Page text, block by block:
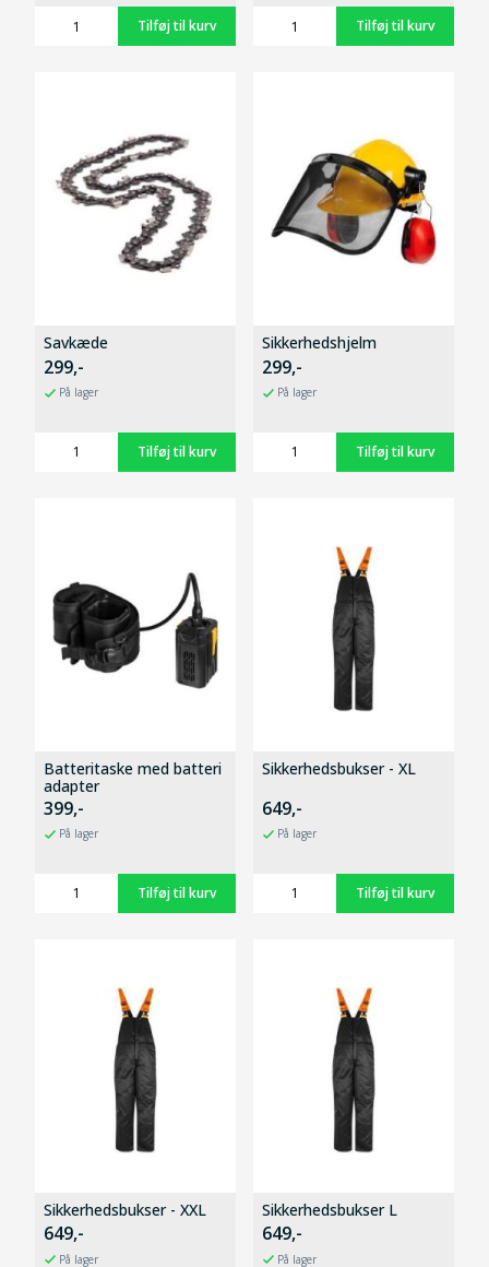
Savkæde
299,-
På lager
Sikkerhedshjelm
299,-
På lager
Batteritaske med batteri
adapter
399,-
På lager
Sikkerhedsbukser - XL
649,-
På lager
Sikkerhedsbukser - XXL
649,-
På lager
Sikkerhedsbukser L
649,-
På lager